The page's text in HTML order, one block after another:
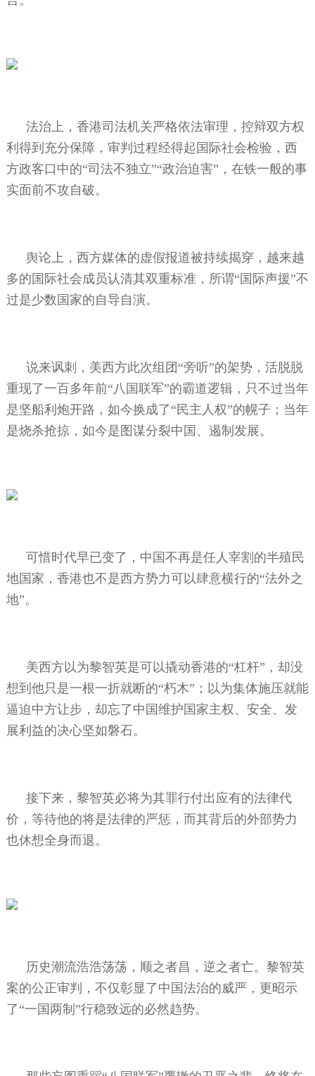
法治上，香港司法机关严格依法审理，控辩双方权
利得到充分保障，审判过程经得起国际社会检验，西
方政客口中的“司法不独立”“政治迫害”，在铁一般的事
实面前不攻自破。
舆论上，西方媒体的虚假报道被持续揭穿，越来越
多的国际社会成员认清其双重标准，所谓“国际声援”不
过是少数国家的自导自演。
说来讽刺，美西方此次组团“旁听”的架势，活脱脱
重现了一百多年前“八国联军”的霸道逻辑，只不过当年
是坚船利炮开路，如今换成了“民主人权”的幌子；当年
是烧杀抢掠，如今是图谋分裂中国、遏制发展。
可惜时代早已变了，中国不再是任人宰割的半殖民
地国家，香港也不是西方势力可以肆意横行的“法外之
地”。
美西方以为黎智英是可以撬动香港的“杠杆”，却没
想到他只是一根一折就断的“朽木”；以为集体施压就能
逼迫中方让步，却忘了中国维护国家主权、安全、发
展利益的决心坚如磐石。
接下来，黎智英必将为其罪行付出应有的法律代
价，等待他的将是法律的严惩，而其背后的外部势力
也休想全身而退。
历史潮流浩浩荡荡，顺之者昌，逆之者亡。黎智英
案的公正审判，不仅彰显了中国法治的威严，更昭示
了“一国两制”行稳致远的必然趋势。